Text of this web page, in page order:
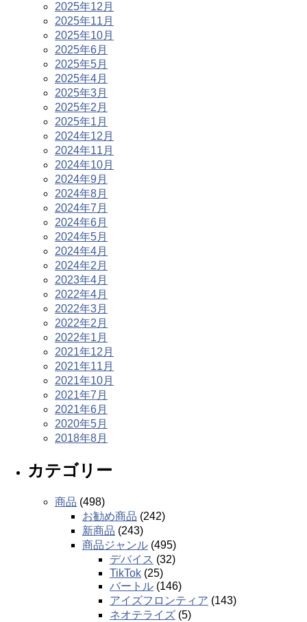
2025年12月
2025年11月
2025年10月
2025年6月
2025年5月
2025年4月
2025年3月
2025年2月
2025年1月
2024年12月
2024年11月
2024年10月
2024年9月
2024年8月
2024年7月
2024年6月
2024年5月
2024年4月
2024年2月
2023年4月
2022年4月
2022年3月
2022年2月
2022年1月
2021年12月
2021年11月
2021年10月
2021年7月
2021年6月
2020年5月
2018年8月
カテゴリー
商品 (498)
お勧め商品 (242)
新商品 (243)
商品ジャンル (495)
デバイス (32)
TikTok (25)
バートル (146)
アイズフロンティア (143)
ネオテライズ (5)